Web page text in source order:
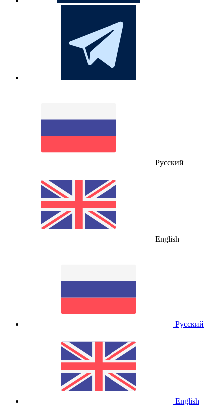
Русский
English
Русский
English